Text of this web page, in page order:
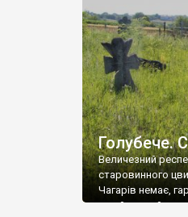
Голубече.
Величезний
старовинного
Чагарів немає,
– найкращий